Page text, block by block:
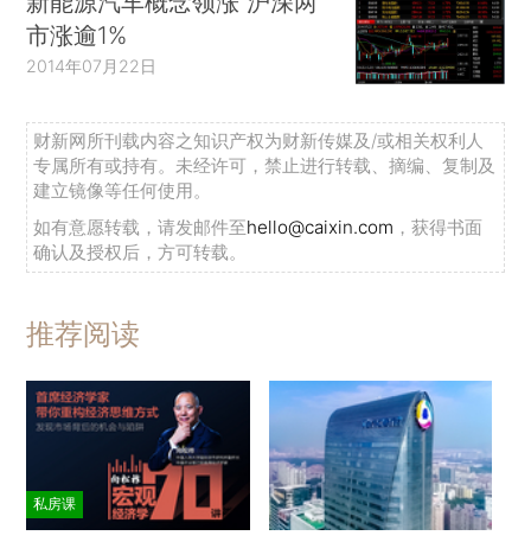
市涨逾1%
2014年07月22日
财新网所刊载内容之知识产权为财新传媒及/或相关权利人
专属所有或持有。未经许可，禁止进行转载、摘编、复制及
建立镜像等任何使用。
如有意愿转载，请发邮件至hello@caixin.com ，获得书面
确认及授权后，方可转载。
推荐阅读
私房课